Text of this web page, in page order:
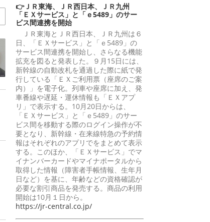
👉ＪＲ東海、ＪＲ西日本、ＪＲ九州
「ＥＸサービス」と「ｅ5489」のサー
ビス間連携を開始
ＪＲ東海とＪＲ西日本、ＪＲ九州は６
日、「ＥＸサービス」と「ｅ5489」の
サービス間連携を開始し、さらなる機能
拡充を図ると発表した。９月15日には、
新幹線の自動改札を通過した際に紙で発
行している「ＥＸご利用票（座席のご案
内）」を電子化。列車や座席に加え、発
車番線や遅延・運休情報も「ＥＸアプ
リ」で表示する。10月20日からは、
「ＥＸサービス」と「ｅ5489」のサー
ビス間を移動する際のログイン操作が不
要となり、新幹線・在来線特急の予約情
報はそれぞれのアプリでをまとめて表示
する。このほか、「ＥＸサービス」でマ
イナンバーカードやマイナポータルから
取得した情報（障害者手帳情報、生年月
日など）を基に、年齢などの資格確認が
必要な割引商品を発売する。商品の利用
開始は10月１日から。
https://jr-central.co.jp/